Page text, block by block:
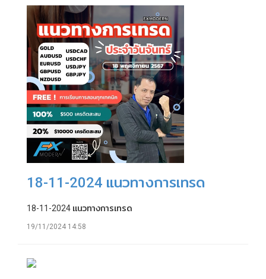
18-11-2024 แนวทางการเทรด
18-11-2024 แนวทางการเทรด
19/11/2024 14:58